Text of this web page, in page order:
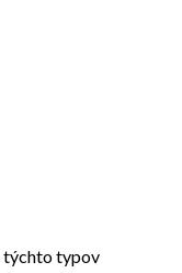
týchto typov